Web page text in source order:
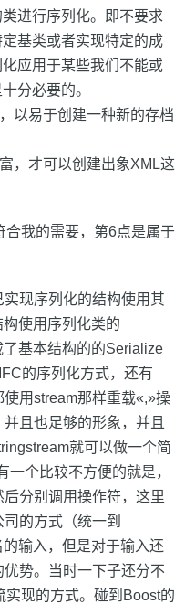
进行序列化。即不要求
基类或者实现特定的成
应用于某些我们不能或
分必要的。
以易于创建一种新的存档
，才可以创建出象XML这
合我的需要，第6点是属于
现序列化的结构使用其
使用序列化类的
基本结构的的Serialize
的序列化方式，还有
用stream那样重载«,»操
且也足够的形象，并且
就可以做一个简
个比较不方便的就是，
分别调用操作符，这里
的方式（统一到
输入，但是对于输入还
势。当时一下子还分不
现的方式。碰到Boost的